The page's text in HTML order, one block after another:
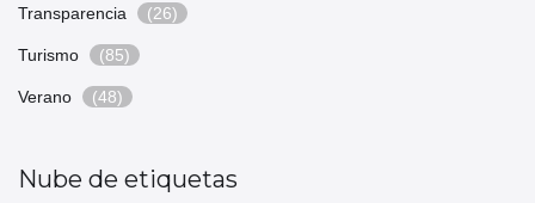
Transparencia (26)
Turismo (85)
Verano (48)
Nube de etiquetas